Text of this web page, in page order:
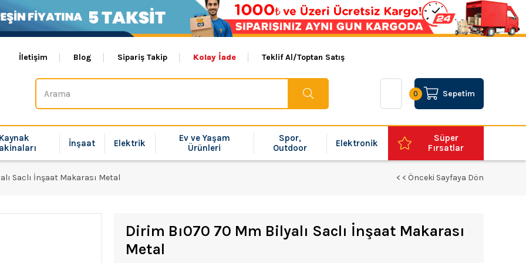
İletişim Blog Sipariş Takip Kolay İade Teklif Al/Toptan Satış
Sepetim
0
İnşaat Elektrik
Ev ve Yaşam
Ürünleri
Spor,
Outdoor
Elektronik
Süper
Fırsatlar
Saclı İnşaat Makarası Metal < < Önceki Sayfaya Dön
Dirim Bı070 70 Mm Bilyalı Saclı İnşaat Makarası
Metal